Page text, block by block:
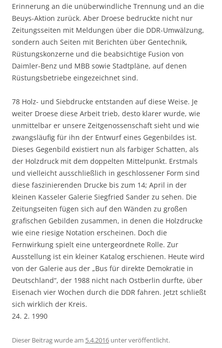
Erinnerung an die unüberwindliche Trennung und an die
Beuys-Aktion zurück. Aber Droese bedruckte nicht nur
Zeitungsseiten mit Meldungen über die DDR-Umwälzung,
sondern auch Seiten mit Berichten über Gentechnik,
Rüstungskonzerne und die beabsichtige Fusion von
Daimler-Benz und MBB sowie Stadtpläne, auf denen
Rüstungsbetriebe eingezeichnet sind.
78 Holz- und Siebdrucke entstanden auf diese Weise. Je
weiter Droese diese Arbeit trieb, desto klarer wurde, wie
unmittelbar er unsere Zeitgenossenschaft sieht und wie
zwangsläufig für ihn der Entwurf eines Gegenbildes ist.
Dieses Gegenbild existiert nun als farbiger Schatten, als
der Holzdruck mit dem doppelten Mittelpunkt. Erstmals
und vielleicht ausschließlich in geschlossener Form sind
diese faszinierenden Drucke bis zum 14; April in der
kleinen Kasseler Galerie Siegfried Sander zu sehen. Die
Zeitungseiten fügen sich auf den Wänden zu großen
grafischen Gebilden zusammen, in denen die Holzdrucke
wie eine riesige Notation erscheinen. Doch die
Fernwirkung spielt eine untergeordnete Rolle. Zur
Ausstellung ist ein kleiner Katalog erschienen. Heute wird
von der Galerie aus der „Bus für direkte Demokratie in
Deutschland“, der 1988 nicht nach Ostberlin durfte, über
Eisenach vier Wochen durch die DDR fahren. Jetzt schließt
sich wirklich der Kreis.
24. 2. 1990
Dieser Beitrag wurde am 5.4.2016 unterveröffentlicht.